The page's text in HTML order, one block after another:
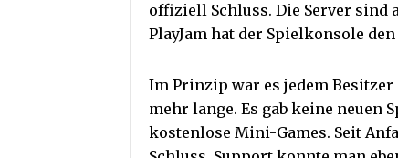
offiziell Schluss. Die Server sind
PlayJam hat der Spielkonsole
Im Prinzip war es jedem
mehr lange. Es gab keine neuen
kostenlose Mini-Games. Seit